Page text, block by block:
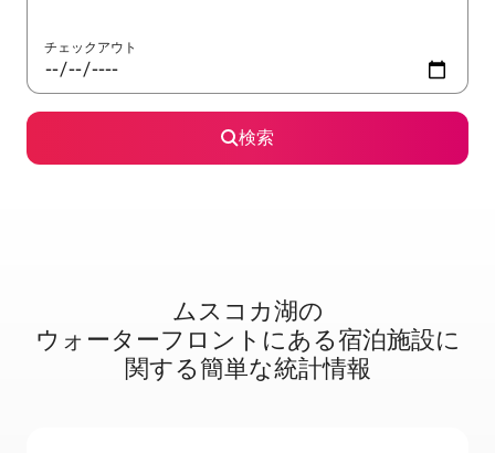
チェックアウト
検索
ムスコカ湖の
ウ⁠ォ⁠ー⁠タ⁠ー⁠フ⁠ロ⁠ン⁠ト⁠に⁠あ⁠る宿⁠泊⁠施⁠設⁠に
関⁠す⁠る簡⁠単⁠な統⁠計⁠情⁠報